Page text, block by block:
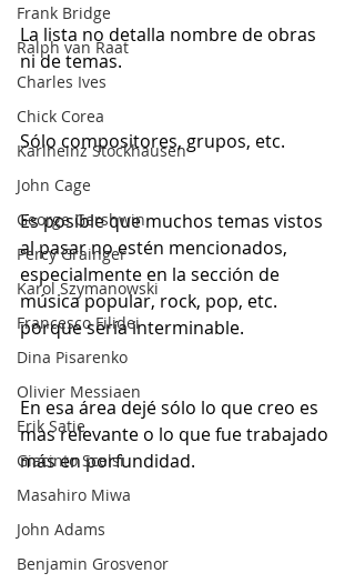
Frank Bridge
Ralph van Raat
Charles Ives
Chick Corea
Karlheinz Stockhausen
John Cage
George Gershwin
Percy Grainger
Karol Szymanowski
Francesco Filidei
Dina Pisarenko
Olivier Messiaen
Erik Satie
Giacinto Scelsi
Masahiro Miwa
John Adams
Benjamin Grosvenor
La lista no detalla nombre de obras
ni de temas.
Sólo compositores, grupos, etc.
Es posible que muchos temas vistos
al pasar no estén mencionados,
especialmente en la sección de
música popular, rock, pop, etc.
porque sería interminable.
En esa área dejé sólo lo que creo es
mas relevante o lo que fue trabajado
más en porfundidad.